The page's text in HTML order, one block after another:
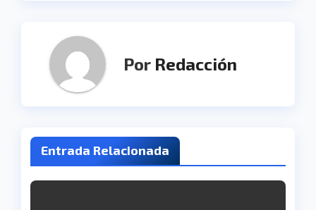
Por Redacción
Entrada Relacionada